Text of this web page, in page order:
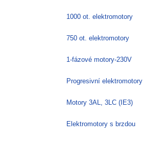
1000 ot. elektromotory
750 ot. elektromotory
1-fázové motory-230V
Progresivní elektromotory
Motory 3AL, 3LC (IE3)
Elektromotory s brzdou